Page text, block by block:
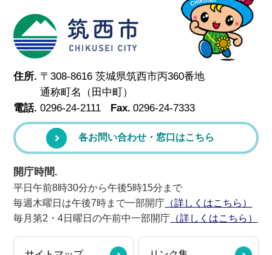
筑西市
住所. 〒308-8616 茨城県筑西市丙360番地
通称町名（田中町）
電話. 0296-24-2111 Fax. 0296-24-7333
各お問い合わせ・窓口はこちら
開庁時間.
平日午前8時30分から午後5時15分まで
毎週木曜日は午後7時まで一部開庁 （詳しくはこちら）
毎月第2・4日曜日の午前中一部開庁 （詳しくはこちら）